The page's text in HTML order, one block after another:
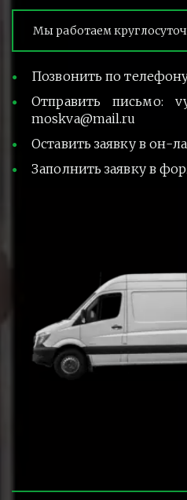
Мы работаем
Позвонить по
Отправить письмо:
moskva@mail.ru
Оставить заявку в он-
Заполнить заявку в